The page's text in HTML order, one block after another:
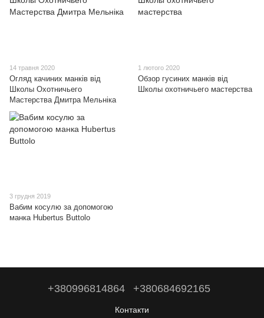
14 травня 2020
Огляд качиних манків від
Школы Охотничьего
Мастерства Дмитра Мельніка
1 лютого 2020
Обзор гусиних манків від
Школы охотничьего мастерства
3 грудня 2019
Вабим косулю за допомогою
манка Hubertus Buttolo
+380996814864 +380684692165
Контакти